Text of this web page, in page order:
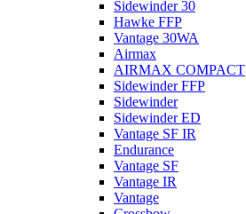
Sidewinder 30
Hawke FFP
Vantage 30WA
Airmax
AIRMAX COMPACT
Sidewinder FFP
Sidewinder
Sidewinder ED
Vantage SF IR
Endurance
Vantage SF
Vantage IR
Vantage